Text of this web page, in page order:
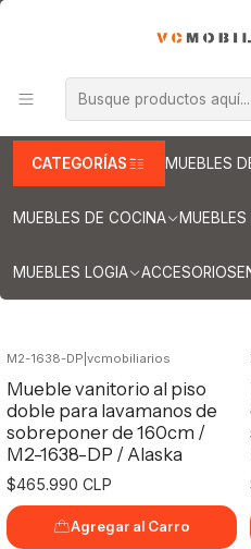
CATEGORÍAS MUEBLES
MUEBLES DE COCINA MUEBLES
MUEBLES LOGIA ACCESORIOS
Muebles para
Muebles para lavamanos
Muebles / sobreponer
Muebles /
M2-1638-DP vcmobiliarios
Mueble vanitorio al piso
doble para lavamanos de
sobreponer de 160cm /
M2-1638-DP / Alaska
$465.990 CLP
Agregar al Carro